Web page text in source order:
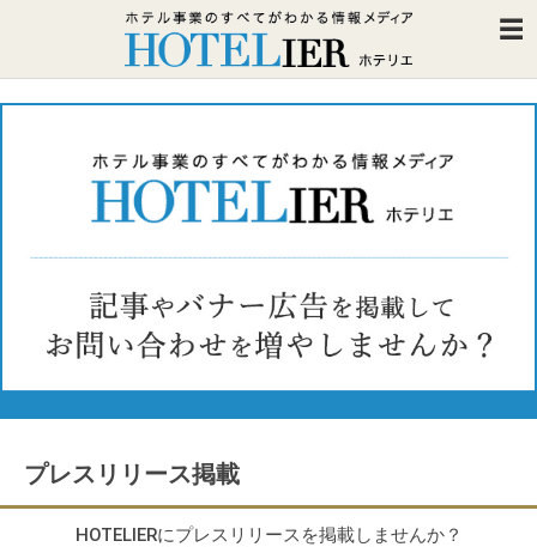
プレスリリース掲載
HOTELIERにプレスリリースを掲載しませんか？